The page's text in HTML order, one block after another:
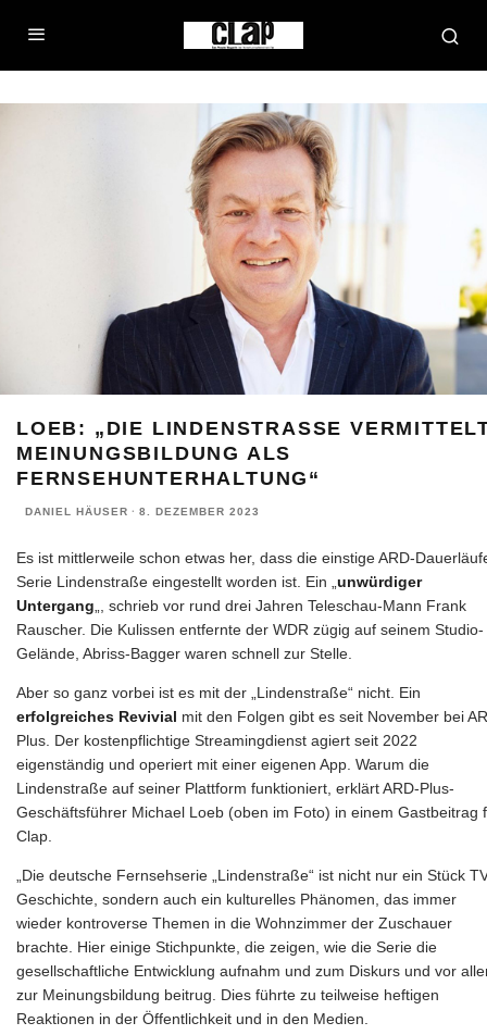
LOEB: „DIE LINDENSTRASSE VERMITTELT
EINUNGSBILDUNG ALS F
ERNSEHUNTERHALTUNG“
DANIEL HÄUSER · 8. DEZEMBER 2023
Es ist mittlerweile schon etwas her, dass die einstige ARD-
Serie Lindenstraße eingestellt worden ist. Ein „ unwürdiger
Untergang „, schrieb vor rund drei Jahren Teleschau-Mann Frank
Rauscher. Die Kulissen entfernte der WDR zügig auf seinem Studio-
Gelände, Abriss-Bagger waren schnell zur Stelle.
Aber so ganz vorbei ist es mit der „Lindenstraße“ nicht. Ein
erfolgreiches Revivial mit den Folgen gibt es seit November bei
Plus. Der kostenpflichtige Streamingdienst agiert seit 2022
eigenständig und operiert mit einer eigenen App. Warum die
Lindenstraße auf seiner Plattform funktioniert, erklärt ARD-Plus-
Geschäftsführer Michael Loeb (oben im Foto) in einem Gastbeitrag
Clap.
„Die deutsche Fernsehserie „Lindenstraße“ ist nicht nur ein Stück
Geschichte, sondern auch ein kulturelles Phänomen, das immer
wieder kontroverse Themen in die Wohnzimmer der Zuschauer
brachte. Hier einige Stichpunkte, die zeigen, wie die Serie die
gesellschaftliche Entwicklung aufnahm und zum Diskurs und vor
zur Meinungsbildung beitrug. Dies führte zu teilweise heftigen
Reaktionen in der Öffentlichkeit und in den Medien.